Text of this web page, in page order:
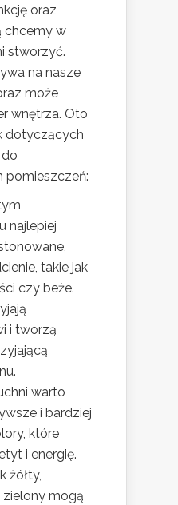
oraz
chcemy w
stworzyć.
na nasze
może
wnętrza. Oto
dotyczących
pomieszczeń:
najlepiej
takie jak
czy beże.
i tworzą
warto
i bardziej
które
i energię.
żółty,
mogą